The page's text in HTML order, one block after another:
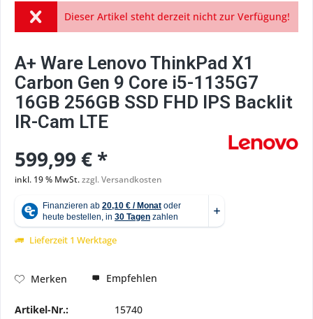
Dieser Artikel steht derzeit nicht zur Verfügung!
A+ Ware Lenovo ThinkPad X1
Carbon Gen 9 Core i5-1135G7
16GB 256GB SSD FHD IPS Backlit
IR-Cam LTE
599,99 € *
inkl. 19 % MwSt.zzgl. Versandkosten
Lieferzeit 1 Werktage
Merken Empfehlen
Artikel-Nr.:
15740